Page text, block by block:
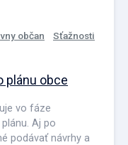
občan
Sťažnosti
plánu obce
vo fáze
Aj po
podávať návrhy a